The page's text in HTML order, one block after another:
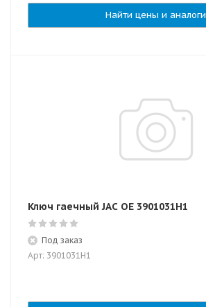
Найти цены и аналоги
Ключ гаечный JAC OE 3901031H1
Под заказ
Арт: 3901031H1